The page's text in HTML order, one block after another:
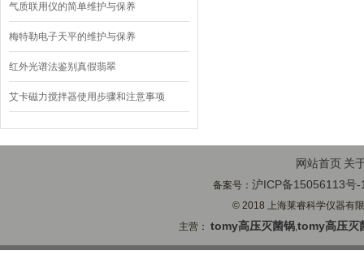
气质联用仪的简单维护与保养
梅特勒电子天平的维护与保养
红外光谱法鉴别真假翡翠
艾卡磁力搅拌器使用步骤和注意事项
网站首页 关
备案号：沪ICP备15056113号-
© 2018 上海莱睿科学仪器有
主营：tomy高压灭菌锅,tomy高压灭